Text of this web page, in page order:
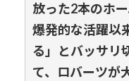
放った2本のホ
爆発的な活躍以
る」とバッサリ
て、ロバーツが